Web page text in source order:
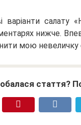
варіанти салату
нижче.
мою
стаття?